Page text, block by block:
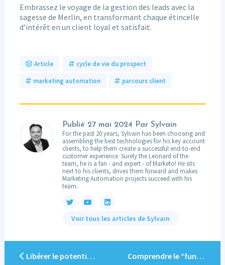
Embrassez le voyage de la gestion des leads avec la
sagesse de Merlin, en transformant chaque étincelle
d’intérêt en un client loyal et satisfait.
Article cycle de vie du prospect
marketing automation parcours client
Publié 27 mai 2024 Par Sylvain
For the past 20 years, Sylvain has been choosing and
assembling the best technologies for his key account
clients, to help them create a successful end-to-end
customer experience. Surely the Leonard of the
team, he is a fan - and expert - of Marketo! He sits
next to his clients, drives them forward and makes
Marketing Automation projects succeed with his
team.
Voir tous les articles de Sylvain
Libérer le potentiel de Marketo : Au-delà des intégrations CRM natives avec Vertify Comprendre le “funnel” de marketing et de vente